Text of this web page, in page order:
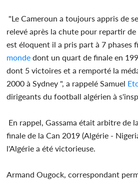
"Le Cameroun a toujours appris de
relevé après la chute pour repartir
est éloquent il a pris part à 7 phases
monde dont un quart de finale en
dont 5 victoires et a remporté la
2000 à Sydney ", a rappelé Samuel
dirigeants du football algérien à
En rappel, Gassama était arbitre de
finale de la Can 2019 (Algérie -
l'Algérie a été victorieuse.
Armand Ougock, correspondant